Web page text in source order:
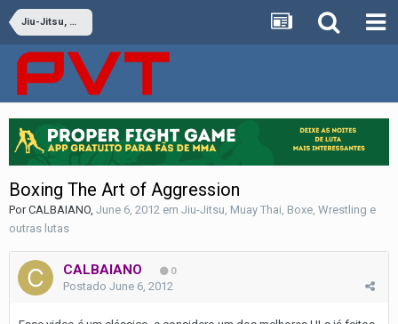
Jiu-Jitsu, Muay Thai, Boxe, Wrestling e outras lutas
Boxing The Art of Aggression
PorCALBAIANO June 6, 2012 em Jiu-Jitsu, Muay Thai, Boxe, Wrestling e
outras lutas
CALBAIANO 0
Postado June 6, 2012